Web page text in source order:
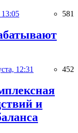
13:05 581
12:31 452
и